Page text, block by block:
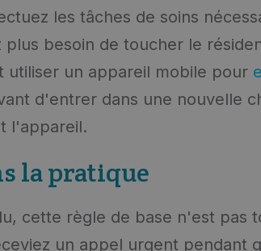
les tâches de soins
plus besoin de toucher le
utiliser un appareil mobile pour
d'entrer dans une nouvelle
l'appareil.
la pratique
cette règle de base n'est pas
un appel urgent pendant